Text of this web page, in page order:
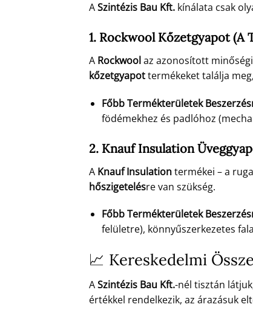
ASzintézis Bau Kft. kínálata csak
1. Rockwool Kőzetgyapot (A
A Rockwoolaz azonosított
kőzetgyapottermékeket találja
Főbb Termékterületek
födémekhez és padlóhoz
2. Knauf Insulation
A Knauf Insulationtermékei – a
hőszigetelésre van szükség.
Főbb Termékterületek
felületre), könnyűszerkezetes
📈 Kereskedelmi
ASzintézis Bau Kft.-nél tisztán
értékkel rendelkezik, az árazásuk